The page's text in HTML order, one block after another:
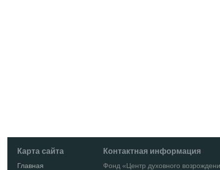
Карта сайта
Главная
Контактная информация
Фонд «Центр духовного